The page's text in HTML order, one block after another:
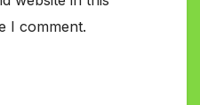
I comment.